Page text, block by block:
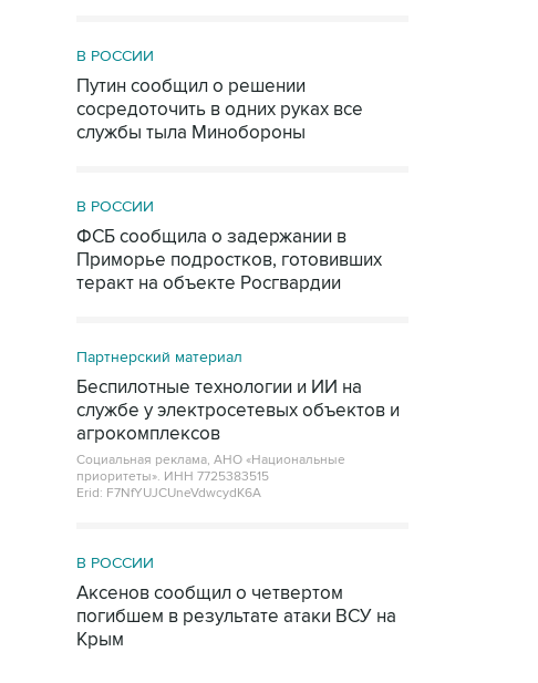
В РОССИИ
Путин сообщил о решении
сосредоточить в одних руках все
службы тыла Минобороны
В РОССИИ
ФСБ сообщила о задержании в
Приморье подростков, готовивших
теракт на объекте Росгвардии
Партнерский материал
Беспилотные технологии и ИИ на
службе у электросетевых объектов и
агрокомплексов
Социальная реклама, АНО «Национальные
приоритеты». ИНН 7725383515
Erid: F7NfYUJCUneVdwcydK6A
В РОССИИ
Аксенов сообщил о четвертом
погибшем в результате атаки ВСУ на
Крым